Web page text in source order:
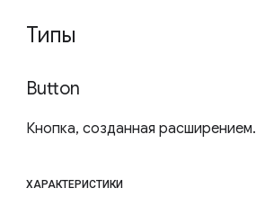
Типы
Button
Кнопка, созданная расширением.
ХАРАКТЕРИСТИКИ